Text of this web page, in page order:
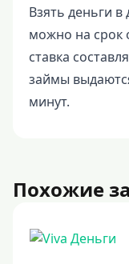
Взять деньги
можно на срок
ставка
займы
минут.
Похожие